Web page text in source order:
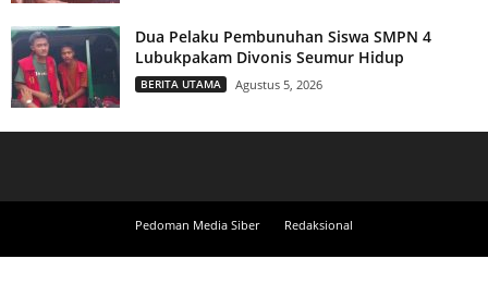
Dua Pelaku Pembunuhan Siswa SMPN 4
Lubukpakam Divonis Seumur Hidup
BERITA UTAMA Agustus 5, 2026
Pedoman Media Siber Redaksional